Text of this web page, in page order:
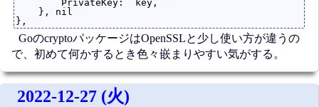
GoのcryptoパッケージはOpenSSLと少し使い方が違うの
で、初めて何かするとき色々嵌まりやすい気がする。
2022-12-27 (火)